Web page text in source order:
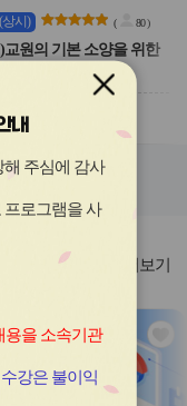
(상시) ( 80)
교원의 기본 소양을 위한
기간
26.02.09 ~ 26.12.18
관
심
아
더보기
내
주심에 감사
로그램을 사
용을 소속기관
강은 불이익